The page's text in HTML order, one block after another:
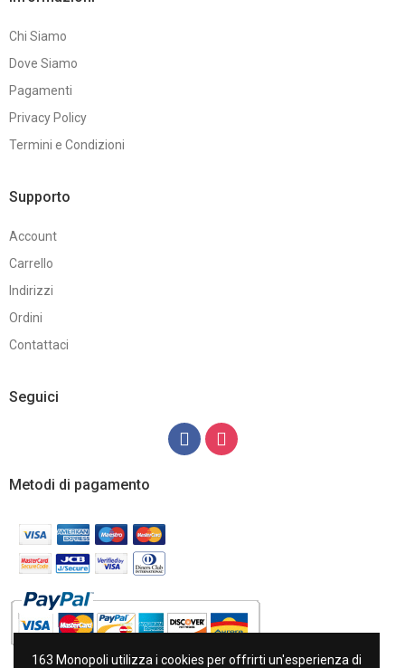
Chi Siamo
Dove Siamo
Pagamenti
Privacy Policy
Termini e Condizioni
Supporto
Account
Carrello
Indirizzi
Ordini
Contattaci
Seguici
Metodi di pagamento
163 Monopoli utilizza i cookies per offrirti un'esperienza di